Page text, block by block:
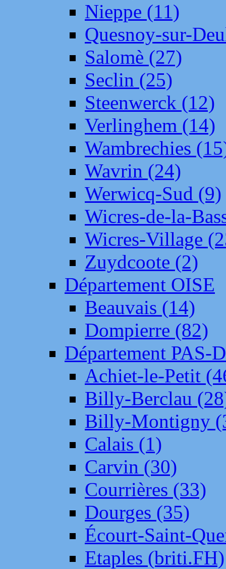
Nieppe (11)
Quesnoy-sur-
Salomè (27)
Seclin (25)
Steenwerck (12)
Verlinghem (14)
Wambrechies
Wavrin (24)
Werwicq-Sud (9)
Wicres-de-la-
Wicres-Village
Zuydcoote (2)
Département OISE
Beauvais (14)
Dompierre (82)
Département PAS-
Achiet-le-Petit
Billy-Berclau
Billy-Montigny
Calais (1)
Carvin (30)
Courrières (33)
Dourges (35)
Écourt-Saint-
Etaples (briti.FH)